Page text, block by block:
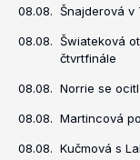
08.08. Šnajderová v
08.08. Šwiateková
čtvrtfinále
08.08. Norrie se
08.08. Martincová
08.08. Kučmová s